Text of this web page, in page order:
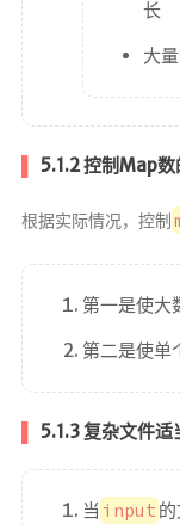
长
大
5.1.2 控制Map数
根据实际情况，控制
第一是使大
第二是使单
5.1.3 复杂文件
当 input